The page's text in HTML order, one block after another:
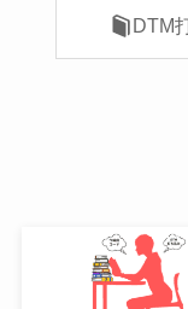
DTM